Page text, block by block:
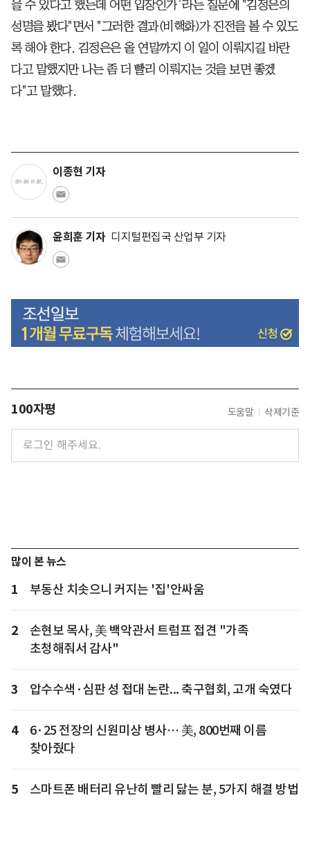
을 수 있다고 했는데 어떤 입장인가’라는 질문에 "김정은의
성명을 봤다"면서 "그러한 결과(비핵화)가 진전을 볼 수 있도
록 해야 한다. 김정은은 올 연말까지 이 일이 이뤄지길 바란
다고 말했지만 나는 좀 더 빨리 이뤄지는 것을 보면 좋겠
다"고 말했다.
이종현 기자
윤희훈 기자 디지털편집국 산업부 기자
100자평 도움말 삭제기준
많이 본 뉴스
1 부동산 치솟으니 커지는 '집'안싸움
2
손현보 목사, 美 백악관서 트럼프 접견 "가족
초청해줘서 감사"
3 압수수색·심판 성 접대 논란... 축구협회, 고개 숙였다
4
6·25 전장의 신원미상 병사… 美, 800번째 이름
찾아줬다
5 스마트폰 배터리 유난히 빨리 닳는 분, 5가지 해결 방법